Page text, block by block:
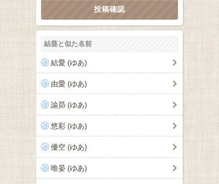
結葵と似た名前
結愛 (ゆあ)
由愛 (ゆあ)
諭昴 (ゆあ)
悠彩 (ゆあ)
優空 (ゆあ)
唯晏 (ゆあ)